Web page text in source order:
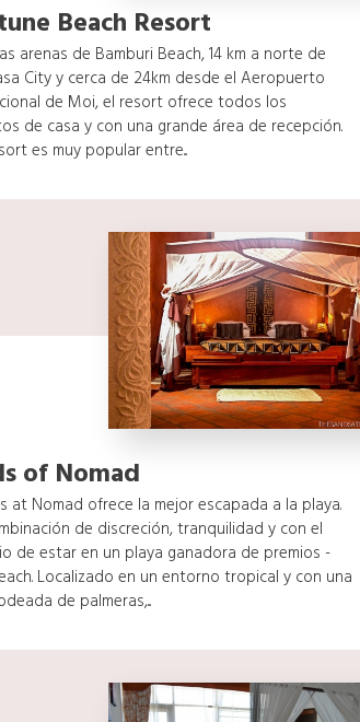
Beach Resort
arenas de Bamburi Beach, 14 km a norte de
City y cerca de 24km desde el Aeropuerto
de Moi, el resort ofrece todos los
de casa y con una grande área de recepción.
es muy popular entre...
of Nomad
at Nomad ofrece la mejor escapada a la playa.
de discreción, tranquilidad y con el
de estar en un playa ganadora de premios -
Localizado en un entorno tropical y con una
de palmeras,...